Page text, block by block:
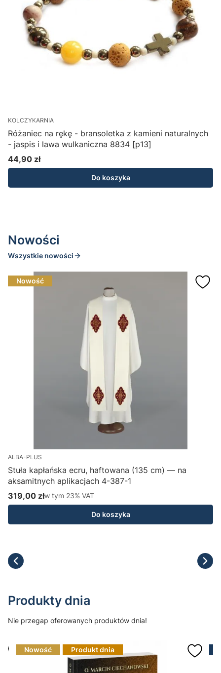
KOLCZYKARNIA
Różaniec na rękę - bransoletka z kamieni naturalnych
- jaspis i lawa wulkaniczna 8834 [p13]
Cena
44,90 zł
Do koszyka
Nowości
Wszystkie nowości
Nowość
ALBA-PLUS
Stuła kapłańska ecru, haftowana (135 cm) — na
aksamitnych aplikacjach 4-387-1
Cena brutto
319,00 złw tym %s VAT
w tym 23% VAT
Do koszyka
Produkty dnia
Nie przegap oferowanych produktów dnia!
Nowość Produkt dnia